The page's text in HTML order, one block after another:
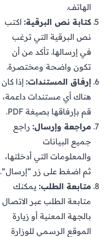
الهاتف.
كتابة نص البرقية: اكتب
نص البرقية التي ترغب
في إرسالها. تأكد من أن
تكون واضحة ومختصرة.
إرفاق المستندات: إذا كان
هناك أي مستندات داعمة،
قم بإرفاقها بصيغة PDF.
مراجعة وإرسال: راجع
جميع البيانات
والمعلومات التي أدخلتها،
ثم اضغط على زر “إرسال”.
متابعة الطلب: يمكنك
متابعة الطلب عبر الاتصال
بالجهة المعنية أو زيارة
الموقع الرسمي للوزارة